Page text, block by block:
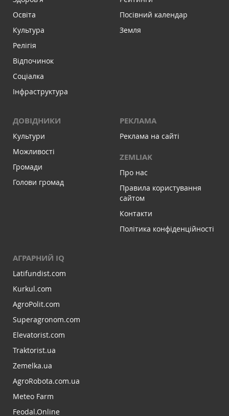
Освіта
Культура
Релігія
Відпочинок
Соціалка
Інфраструктура
Посівний календар
Земля
ДОВІДНИКИ
Культури
Можливості
Громади
Голови громад
РЕКЛАМА
Реклама на сайті
ZEMLIAK
Про нас
Правила користування
сайтом
Контакти
Політика конфіденційності
АГРАРНИЙ IQ
Latifundist.com
Kurkul.com
AgroPolit.com
Superagronom.com
Elevatorist.com
Traktorist.ua
Zemelka.ua
AgroRobota.com.ua
Meteo Farm
Feodal.Online